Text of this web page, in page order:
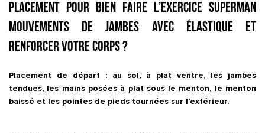
Placement pour bien faire l’exercice Superman
mouvements de jambes avec élastique et
renforcer votre corps ?
Placement de départ : au sol, à plat ventre, les jambes
tendues, les mains posées à plat sous le menton, le menton
baissé et les pointes de pieds tournées sur l’extérieur.